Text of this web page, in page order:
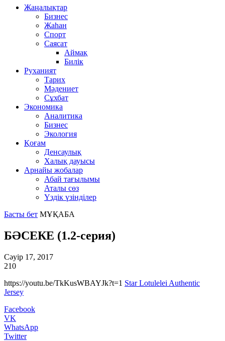
Жаңалықтар
Бизнес
Жаһан
Спорт
Саясат
Аймақ
Билік
Руханият
Тарих
Мәдениет
Сұхбат
Экономика
Аналитика
Бизнес
Экология
Қоғам
Денсаулық
Халық дауысы
Арнайы жобалар
Абай тағылымы
Аталы сөз
Үздік үзінділер
Басты бет МҰҚАБА
БӘСЕКЕ (1.2-серия)
Сәуір 17, 2017
210
https://youtu.be/TkKusWBAYJk?t=1 Star Lotulelei Authentic
Jersey
Facebook
VK
WhatsApp
Twitter